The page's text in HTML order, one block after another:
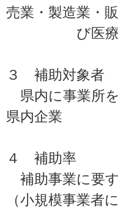
売業・製造業
び医療
３ 補助対象者
県内に事業所
県内企業
４ 補助率
補助事業に要
（小規模事業者